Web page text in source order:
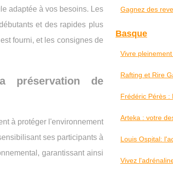
adaptée à vos besoins. Les
et des rapides plus
fourni, et les consignes de
préservation de
à protéger l'environnement
ses participants à
garantissant ainsi
Gagnez des
Basque
Vivre pleinement
Rafting et Rire
Frédéric Pérès :
Arteka : votre
Louis Ospital:
Vivez